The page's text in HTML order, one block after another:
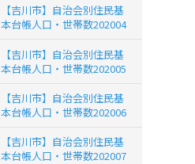
【吉川市】自治会別住民基
本台帳人口・世帯数202004
【吉川市】自治会別住民基
本台帳人口・世帯数202005
【吉川市】自治会別住民基
本台帳人口・世帯数202006
【吉川市】自治会別住民基
本台帳人口・世帯数202007